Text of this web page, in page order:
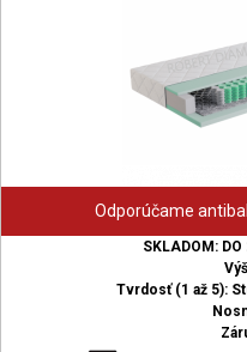
Odporúčame
SKLADOM:
Tvrdosť (1 až 5):